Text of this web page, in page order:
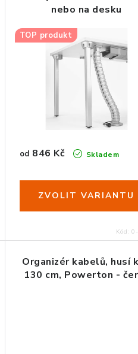
nebo na desku
TOP produkt
Skladem
od 846 Kč
Kód:
Organizér kabelů, husí
130 cm, Powerton -